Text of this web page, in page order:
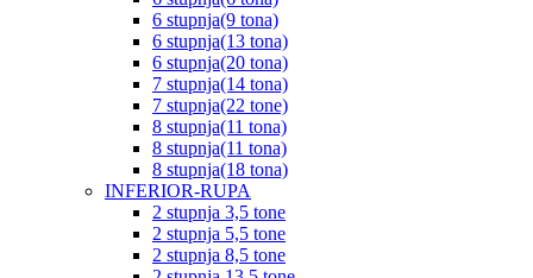
6 stupnja(9 tona)
6 stupnja(13 tona)
6 stupnja(20 tona)
7 stupnja(14 tona)
7 stupnja(22 tone)
8 stupnja(11 tona)
8 stupnja(11 tona)
8 stupnja(18 tona)
INFERIOR-RUPA
2 stupnja 3,5 tone
2 stupnja 5,5 tone
2 stupnja 8,5 tone